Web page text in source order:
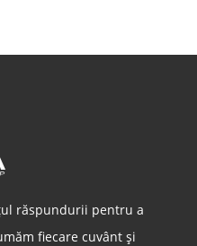
răspundurii pentru a
fiecare cuvânt și